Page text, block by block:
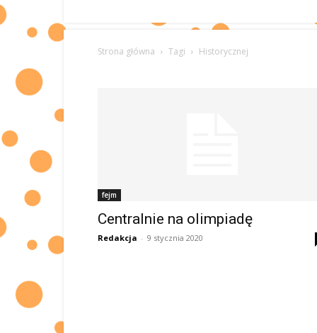
Strona główna Tagi Historycznej
fejm
Centralnie na olimpiadę
Redakcja - 9 stycznia 2020